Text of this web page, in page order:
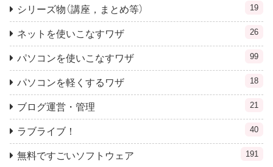
シリーズ物（講座，まとめ等） 19
ネットを使いこなすワザ 26
パソコンを使いこなすワザ 99
パソコンを軽くするワザ 18
ブログ運営・管理 21
ラブライブ！ 40
無料ですごいソフトウェア 191